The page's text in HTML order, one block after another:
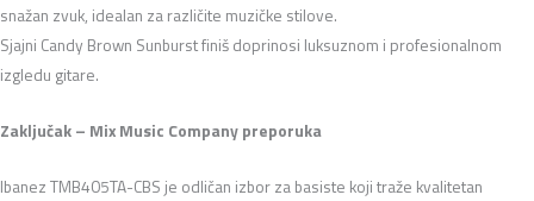
snažan zvuk, idealan za različite muzičke stilove.
Sjajni Candy Brown Sunburst finiš doprinosi luksuznom i profesionalnom
izgledu gitare.
Zaključak – Mix Music Company preporuka
Ibanez TMB405TA-CBS je odličan izbor za basiste koji traže kvalitetan